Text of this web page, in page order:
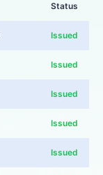
Status
Issued
Issued
Issued
Issued
Issued